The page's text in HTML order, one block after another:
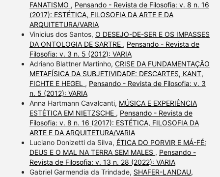
FANATISMO , Pensando - Revista de Filosofia: v. 8 n. 16
(2017): ESTÉTICA, FILOSOFIA DA ARTE E DA
ARQUITETURA/VARIA
Vinicius dos Santos, O DESEJO-DE-SER E OS IMPASSES
DA ONTOLOGIA DE SARTRE , Pensando - Revista de
Filosofia: v. 3 n. 5 (2012): VARIA
Adriano Blattner Martinho, CRISE DA FUNDAMENTAÇÃO
METAFÍSICA DA SUBJETIVIDADE: DESCARTES, KANT,
FICHTE E HEGEL , Pensando - Revista de Filosofia: v. 3
n. 5 (2012): VARIA
Anna Hartmann Cavalcanti, MÚSICA E EXPERIÊNCIA
ESTÉTICA EM NIETZSCHE , Pensando - Revista de
Filosofia: v. 8 n. 16 (2017): ESTÉTICA, FILOSOFIA DA
ARTE E DA ARQUITETURA/VARIA
Luciano Donizetti da Silva, ÉTICA DO PORVIR E MÁ-FÉ:
DEUS E O MAL NA TERRA SEM MALES , Pensando -
Revista de Filosofia: v. 13 n. 28 (2022): VARIA
Gabriel Garmendia da Trindade, SHAFER-LANDAU,